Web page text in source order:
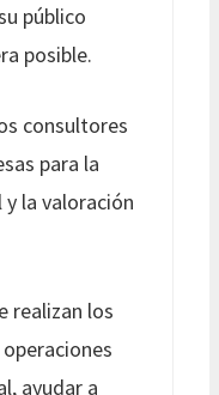
público
posible.
consultores
para la
la valoración
realizan los
ayudar a